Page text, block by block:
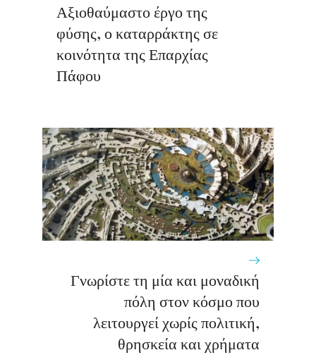
Αξιοθαύμαστο έργο της
φύσης, ο καταρράκτης σε
κοινότητα της Επαρχίας
Πάφου
Γνωρίστε τη μία και μοναδική
πόλη στον κόσμο που
λειτουργεί χωρίς πολιτική,
θρησκεία και χρήματα